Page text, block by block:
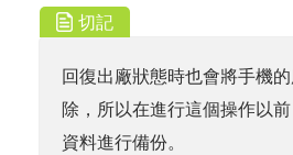
切記
回復出廠狀態時也會將手機
除，所以在進行這個操作以
資料進行備份。